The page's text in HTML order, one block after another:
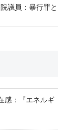
議員：暴行罪と
感：『エネルギ